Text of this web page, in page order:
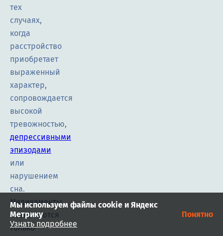
тех
случаях,
когда
расстройство
приобретает
выраженный
характер,
сопровождается
высокой
тревожностью,
депрессивными
эпизодами
или
нарушением
сна.
Медикаменты
назначаются
только
Мы используем файлы cookie и Яндекс
Метрику
Узнать подробнее
Понятно